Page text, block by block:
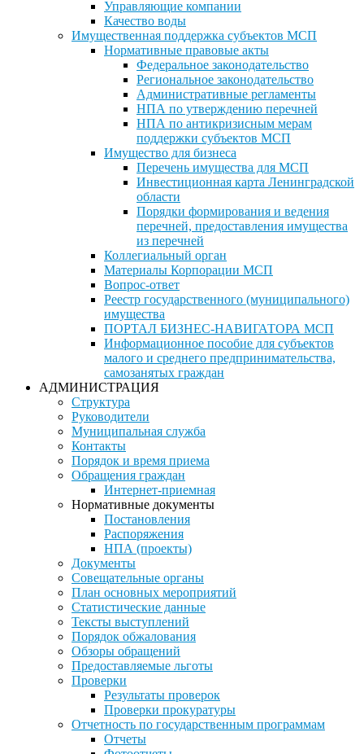
Управляющие компании
Качество воды
Имущественная поддержка субъектов МСП
Нормативные правовые акты
Федеральное законодательство
Региональное законодательство
Административные регламенты
НПА по утверждению перечней
НПА по антикризисным мерам
поддержки субъектов МСП
Имущество для бизнеса
Перечень имущества для МСП
Инвестиционная карта Ленинградской
области
Порядки формирования и ведения
перечней, предоставления имущества
из перечней
Коллегиальный орган
Материалы Корпорации МСП
Вопрос-ответ
Реестр государственного (муниципального)
имущества
ПОРТАЛ БИЗНЕС-НАВИГАТОРА МСП
Информационное пособие для субъектов
малого и среднего предпринимательства,
самозанятых граждан
АДМИНИСТРАЦИЯ
Структура
Руководители
Муниципальная служба
Контакты
Порядок и время приема
Обращения граждан
Интернет-приемная
Нормативные документы
Постановления
Распоряжения
НПА (проекты)
Документы
Совещательные органы
План основных мероприятий
Статистические данные
Тексты выступлений
Порядок обжалования
Обзоры обращений
Предоставляемые льготы
Проверки
Результаты проверок
Проверки прокуратуры
Отчетность по государственным программам
Отчеты